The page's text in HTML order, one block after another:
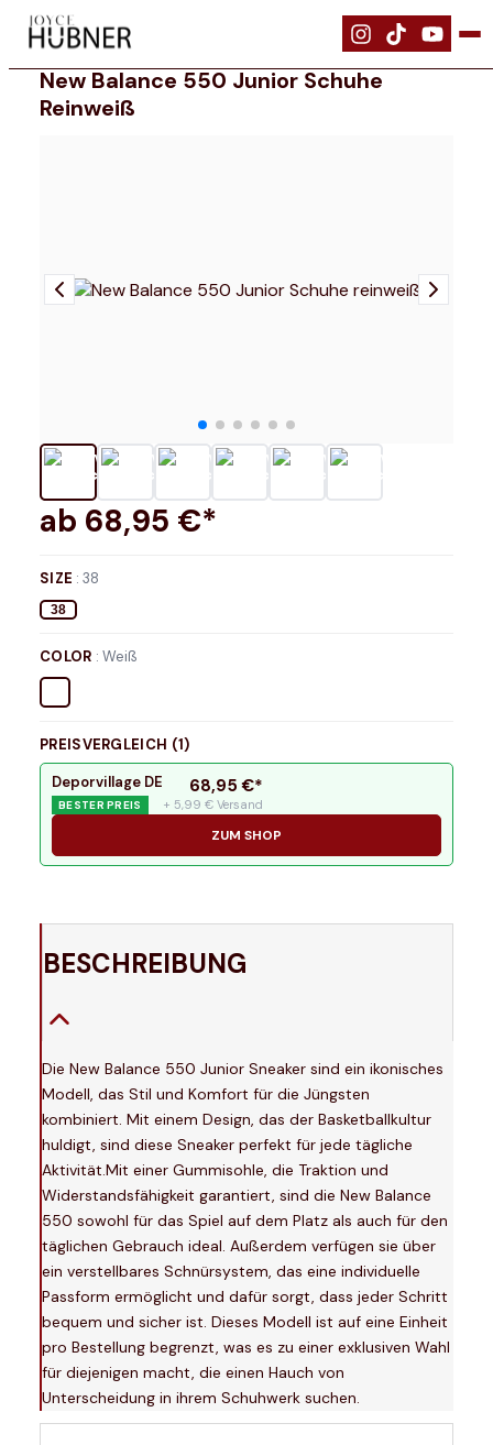
| Schuhe | New Balance 550 Junior Schuhe reinweiß
New Balance 550 Junior Schuhe
Reinweiß
ab 68,95 €*
SIZE :38
38
COLOR : Weiß
PREISVERGLEICH (1)
Deporvillage DE
BESTER PREIS
68,95 €*
+ 5,99 € Versand
ZUM SHOP
BESCHREIBUNG
Die New Balance 550 Junior Sneaker sind ein ikonisches
Modell, das Stil und Komfort für die Jüngsten
kombiniert. Mit einem Design, das der Basketballkultur
huldigt, sind diese Sneaker perfekt für jede tägliche
Aktivität.Mit einer Gummisohle, die Traktion und
Widerstandsfähigkeit garantiert, sind die New Balance
550 sowohl für das Spiel auf dem Platz als auch für den
täglichen Gebrauch ideal. Außerdem verfügen sie über
ein verstellbares Schnürsystem, das eine individuelle
Passform ermöglicht und dafür sorgt, dass jeder Schritt
bequem und sicher ist. Dieses Modell ist auf eine Einheit
pro Bestellung begrenzt, was es zu einer exklusiven Wahl
für diejenigen macht, die einen Hauch von
Unterscheidung in ihrem Schuhwerk suchen.